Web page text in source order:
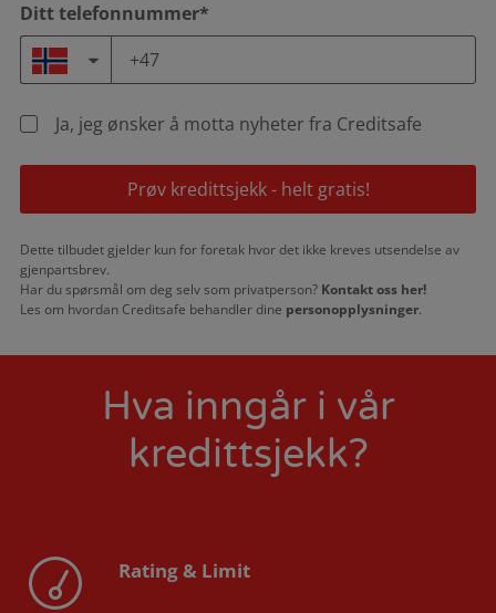
Ditt telefonnummer*
Ja, jeg ønsker å motta nyheter fra Creditsafe
Prøv kredittsjekk - helt gratis!
Dette tilbudet gjelder kun for foretak hvor det ikke kreves utsendelse av
gjenpartsbrev.
Har du spørsmål om deg selv som privatperson? Kontakt oss her!
Les om hvordan Creditsafe behandler dine personopplysninger.
Hva inngår i vår
kredittsjekk?
Rating & Limit